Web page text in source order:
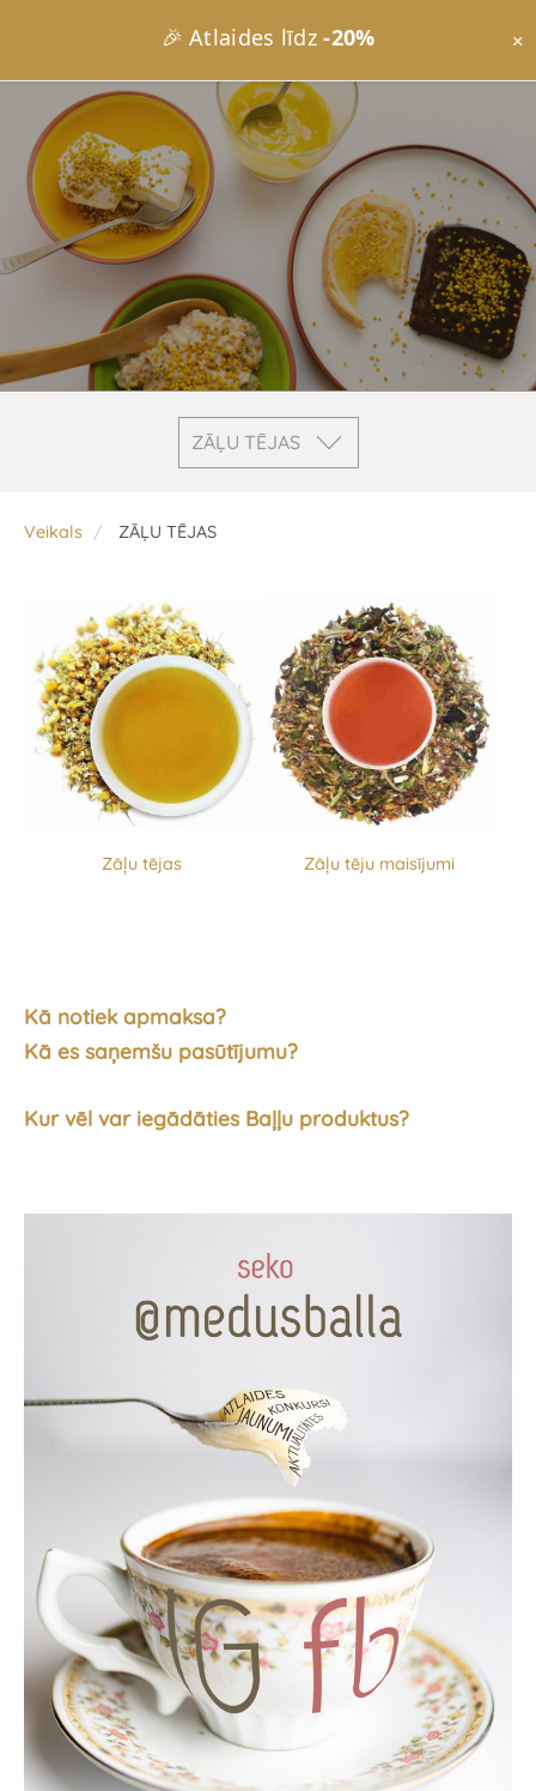
🎉 Atlaides līdz-20% ×
ZĀĻU TĒJAS
Kā notiek apmaksa?
Kā es saņemšu pasūtījumu?
Kur vēl var iegādāties Baļļu produktus?
Veikals ZĀĻU TĒJAS
Zāļu tējas Zāļu tēju maisījumi